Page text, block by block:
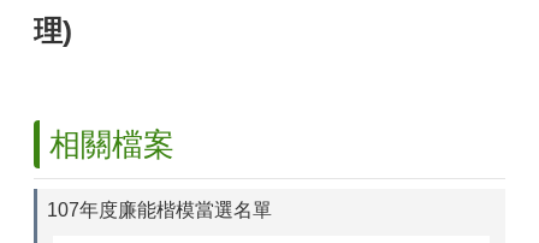
理)
相關檔案
107年度廉能楷模當選名單